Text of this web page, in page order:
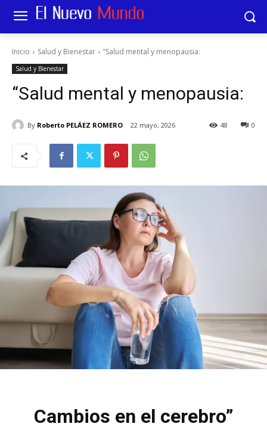
Inicio Salud y Bienestar “Salud mental y menopausia:
Salud y Bienestar
“Salud mental y menopausia:
By Roberto PELÁEZ ROMERO 22 mayo, 2026 0
48
Cambios en el cerebro”